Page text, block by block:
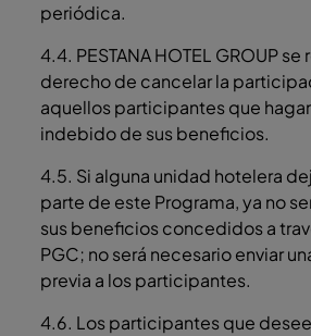
periódica.
4.4. PESTANA HOTEL GROUP se
derecho de cancelar la
aquellos participantes que
indebido de sus beneficios.
4.5. Si alguna unidad hotelera
parte de este Programa, ya no
sus beneficios concedidos a
PGC; no será necesario enviar
previa a los participantes.
4.6. Los participantes que